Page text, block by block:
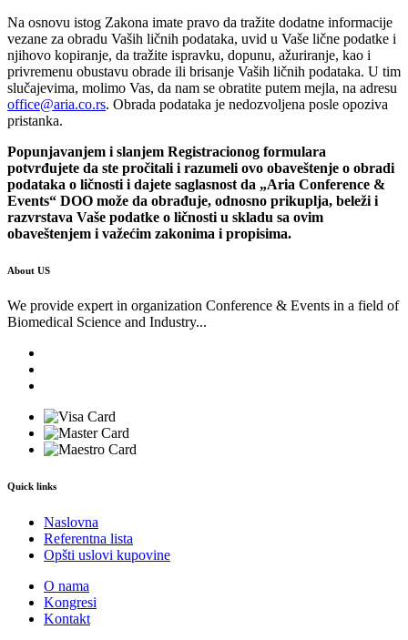
Na osnovu istog Zakona imate pravo da tražite dodatne informacije
vezane za obradu Vaših ličnih podataka, uvid u Vaše lične podatke i
njihovo kopiranje, da tražite ispravku, dopunu, ažuriranje, kao i
privremenu obustavu obrade ili brisanje Vaših ličnih podataka. U tim
slučajevima, molimo Vas, da nam se obratite putem mejla, na adresu
office@aria.co.rs. Obrada podataka je nedozvolјena posle opoziva
pristanka.
Popunjavanjem i slanjem Registracionog formulara
potvrđujete da ste pročitali i razumeli ovo obaveštenje o obradi
podataka o ličnosti i dajete saglasnost da „Aria Conference &
Events“ DOO može da obrađuje, odnosno prikuplјa, beleži i
razvrstava Vaše podatke o ličnosti u skladu sa ovim
obaveštenjem i važećim zakonima i propisima.
About US
We provide expert in organization Conference & Events in a field of
Biomedical Science and Industry...
Quick links
Naslovna
Referentna lista
Opšti uslovi kupovine
O nama
Kongresi
Kontakt